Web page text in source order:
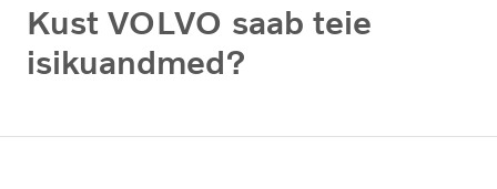
Kust VOLVO saab teie
isikuandmed?